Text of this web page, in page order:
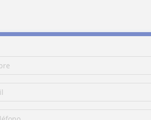
todo lo que en el colegio no había
y que le hacía tener lagunas
y, por supuesto, tuvo mucho que ver en